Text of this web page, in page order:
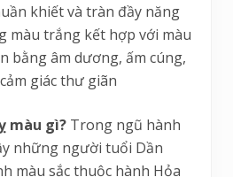
khiết và tràn đầy năng
màu trắng kết hợp với màu
bằng âm dương, ấm cúng,
giác thư giãn
màu gì? Trong ngũ hành
những người tuổi Dần
màu sắc thuộc hành Hỏa